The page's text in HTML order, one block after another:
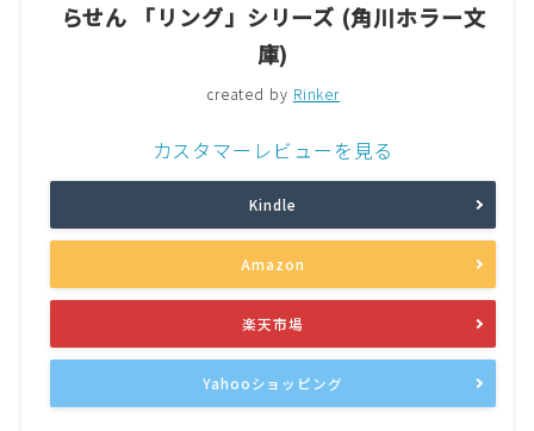
らせん 「リング」シリーズ (角川ホラー文
庫)
created by Rinker
カスタマーレビューを見る
Kindle
Amazon
楽天市場
Yahooショッピング